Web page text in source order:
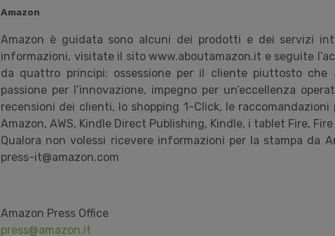
Amazon
Amazon è guidata sono alcuni dei prodotti e dei servizi
informazioni, visitate il sito www.aboutamazon.it e seguite
da quattro principi: ossessione per il cliente piuttosto che
passione per l’innovazione, impegno per un’eccellenza
recensioni dei clienti, lo shopping 1-Click, le
Amazon, AWS, Kindle Direct Publishing, Kindle, i tablet Fire,
Qualora non volessi ricevere informazioni per la stampa da
press-it@amazon.com
Amazon Press Office
press@amazon.it